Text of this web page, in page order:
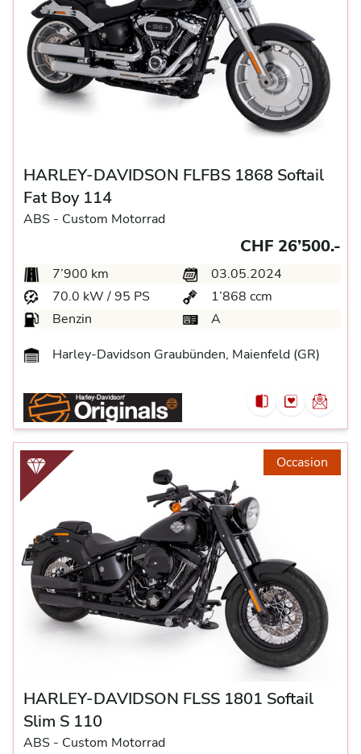
HARLEY-DAVIDSON FLFBS 1868 Softail
Fat Boy 114
ABS - Custom Motorrad
CHF 26’500.-
7’900 km
03.05.2024
70.0 kW / 95 PS
1’868 ccm
Benzin
A
Harley-Davidson Graubünden, Maienfeld (GR)
Occasion
HARLEY-DAVIDSON FLSS 1801 Softail
Slim S 110
ABS - Custom Motorrad